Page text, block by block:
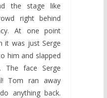
the stage like
right behind
At one point
it was just Serge
him and slapped
The face Serge
Tom ran away
anything back.